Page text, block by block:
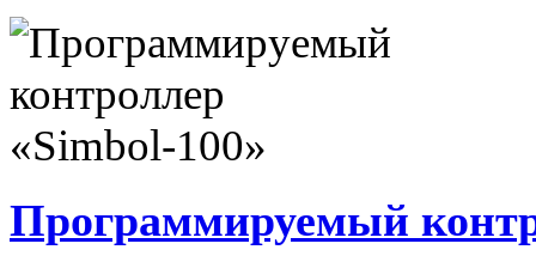
Программируемый